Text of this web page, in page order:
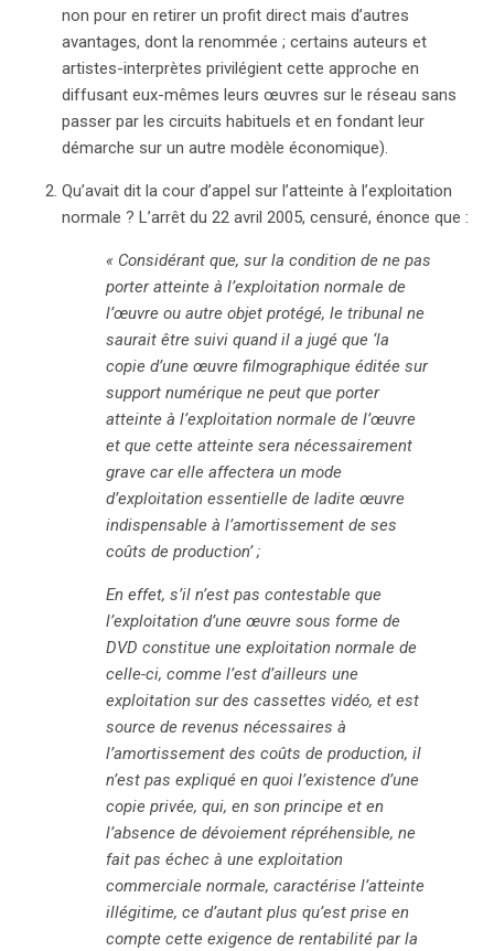
non pour en retirer un profit direct mais d’autres
avantages, dont la renommée ; certains auteurs et
artistes-interprètes privilégient cette approche en
diffusant eux-mêmes leurs œuvres sur le réseau sans
passer par les circuits habituels et en fondant leur
démarche sur un autre modèle économique).
Qu’avait dit la cour d’appel sur l’atteinte à l’exploitation
normale ? L’arrêt du 22 avril 2005, censuré, énonce que :
« Considérant que, sur la condition de ne pas
porter atteinte à l’exploitation normale de
l’œuvre ou autre objet protégé, le tribunal ne
saurait être suivi quand il a jugé que ‘la
copie d’une œuvre filmographique éditée sur
support numérique ne peut que porter
atteinte à l’exploitation normale de l’œuvre
et que cette atteinte sera nécessairement
grave car elle affectera un mode
d’exploitation essentielle de ladite œuvre
indispensable à l’amortissement de ses
coûts de production’ ;
En effet, s’il n’est pas contestable que
l’exploitation d’une œuvre sous forme de
DVD constitue une exploitation normale de
celle-ci, comme l’est d’ailleurs une
exploitation sur des cassettes vidéo, et est
source de revenus nécessaires à
l’amortissement des coûts de production, il
n’est pas expliqué en quoi l’existence d’une
copie privée, qui, en son principe et en
l’absence de dévoiement répréhensible, ne
fait pas échec à une exploitation
commerciale normale, caractérise l’atteinte
illégitime, ce d’autant plus qu’est prise en
compte cette exigence de rentabilité par la